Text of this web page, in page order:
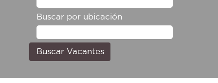
Buscar por ubicación